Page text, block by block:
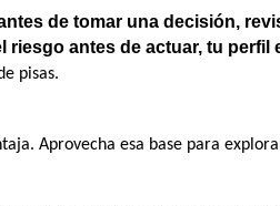
de tomar una decisión,
riesgo antes de actuar, tu perfil
pisas.
Aprovecha esa base para